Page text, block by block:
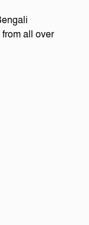
all over